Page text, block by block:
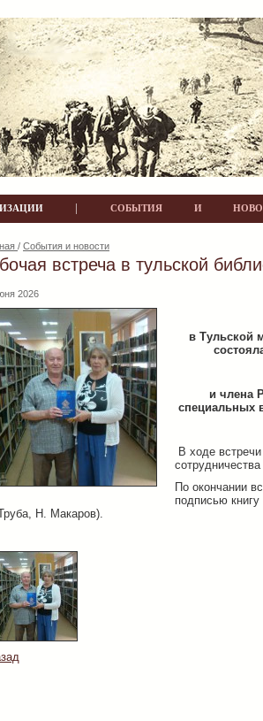
| СОБЫТИЯ И
/ События и новости
встреча в тульской
2026
в Тульской
и члена
специальных
В ходе
По окончании
подписью
Н. Макаров).